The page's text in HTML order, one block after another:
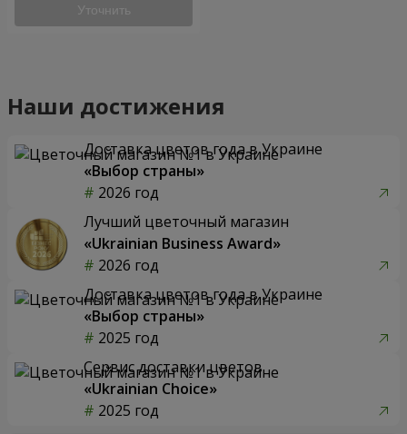
Уточнить
Наши достижения
Доставка цветов года в Украине
«Выбор страны»
2026 год
Лучший цветочный магазин
«Ukrainian Business Award»
2026 год
Доставка цветов года в Украине
«Выбор страны»
2025 год
Сервис доставки цветов
«Ukrainian Choice»
2025 год